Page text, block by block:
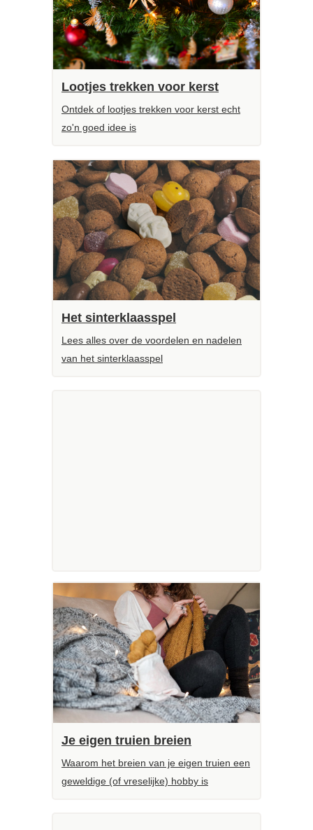
Lootjes trekken voor kerst
Ontdek of lootjes trekken voor kerst echt
zo'n goed idee is
Het sinterklaasspel
Lees alles over de voordelen en nadelen
van het sinterklaasspel
Je eigen truien breien
Waarom het breien van je eigen truien een
geweldige (of vreselijke) hobby is